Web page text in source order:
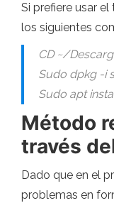
Si prefiere usar
los siguientes
CD ~/
Sudo dpkg -i
Sudo apt
Método
través
Dado que en el
problemas en